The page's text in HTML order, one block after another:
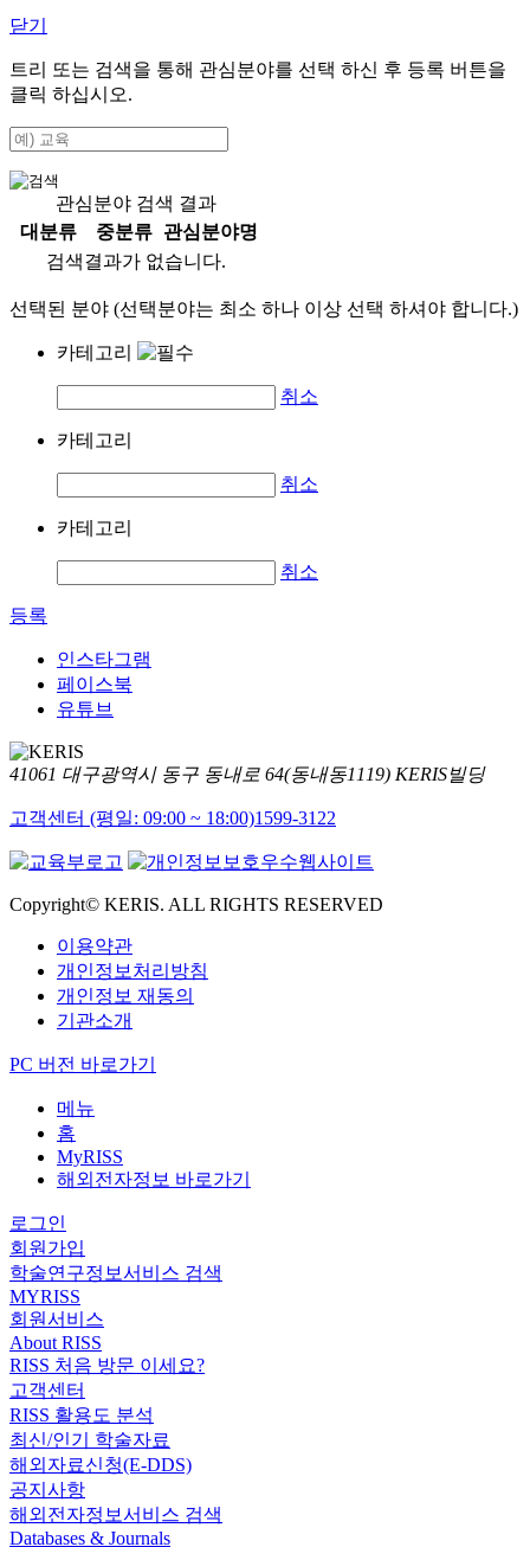
닫기
트리 또는 검색을 통해 관심분야를 선택 하신 후 등록 버튼을
클릭 하십시오.
관심분야 검색 결과
대분류
중분류
관심분야명
검색결과가 없습니다.
선택된 분야 (선택분야는 최소 하나 이상 선택 하셔야 합니다.)
카테고리
취소
카테고리
취소
카테고리
취소
등록
인스타그램
페이스북
유튜브
41061 대구광역시 동구 동내로 64(동내동1119) KERIS빌딩
고객센터 (평일: 09:00 ~ 18:00)1599-3122
Copyright© KERIS. ALL RIGHTS RESERVED
이용약관
개인정보처리방침
개인정보 재동의
기관소개
PC 버전 바로가기
메뉴
홈
MyRISS
해외전자정보 바로가기
로그인
회원가입
학술연구정보서비스 검색
MYRISS
회원서비스
About RISS
RISS 처음 방문 이세요?
고객센터
RISS 활용도 분석
최신/인기 학술자료
해외자료신청(E-DDS)
공지사항
해외전자정보서비스 검색
Databases & Journals